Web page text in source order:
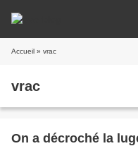
Accueil » vrac
vrac
On a décroché la